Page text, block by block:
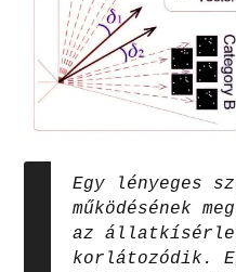
Egy lényeges
működésének
az
korlátozódik.